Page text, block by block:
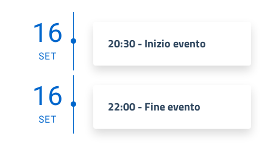
16
SET
20:30 - Inizio evento
16
SET
22:00 - Fine evento